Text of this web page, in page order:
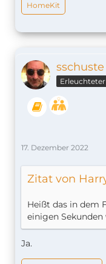
HomeKit
sschuste
Erleuchteter
17. Dezember 2022
Zitat von
Heißt das in dem
einigen
Ja.